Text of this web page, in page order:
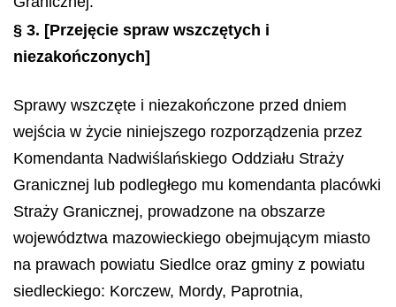
§ 3. [Przejęcie spraw wszczętych i
niezakończonych]
Sprawy wszczęte i niezakończone przed dniem
wejścia w życie niniejszego rozporządzenia przez
Komendanta Nadwiślańskiego Oddziału Straży
Granicznej lub podległego mu komendanta placówki
Straży Granicznej, prowadzone na obszarze
województwa mazowieckiego obejmującym miasto
na prawach powiatu Siedlce oraz gminy z powiatu
siedleckiego: Korczew, Mordy, Paprotnia,